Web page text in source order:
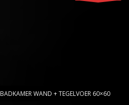
BADKAMER WAND + TEGELVOER 60×60